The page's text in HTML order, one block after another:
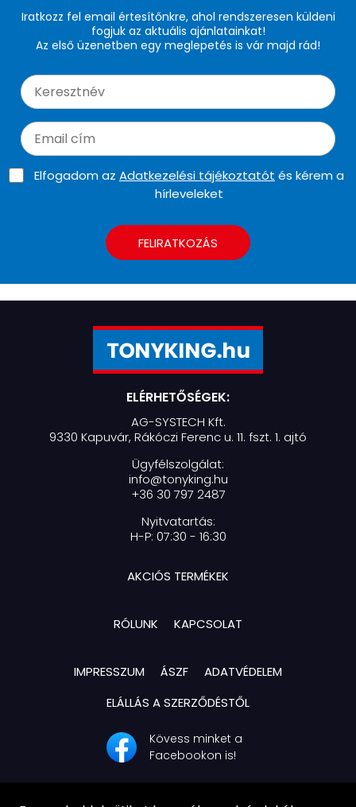
Iratkozz fel email értesítőnkre, ahol rendszeresen küldeni
fogjuk az aktuális ajánlatainkat!
Az első üzenetben egy meglepetés is vár majd rád!
Elfogadom az Adatkezelési tájékoztatót és kérem a
hírleveleket
FELIRATKOZÁS
ELÉRHETŐSÉGEK:
AG-SYSTECH Kft.
9330 Kapuvár, Rákóczi Ferenc u. 11. fszt. 1. ajtó
Ügyfélszolgálat:
info@tonyking.hu
+36 30 797 2487
Nyitvatartás:
H-P: 07:30 - 16:30
AKCIÓS TERMÉKEK
RÓLUNK KAPCSOLAT
IMPRESSZUM ÁSZF
ADATVÉDELEM
ELÁLLÁS A SZERZŐDÉSTŐL
Kövess minket a
Facebookon is!